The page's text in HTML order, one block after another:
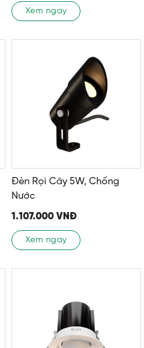
Xem ngay
Đèn Rọi Cây 5W, Chống
Nước
1.107.000 VNĐ
Xem ngay